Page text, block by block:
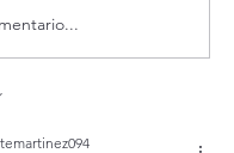
al Santísimo en